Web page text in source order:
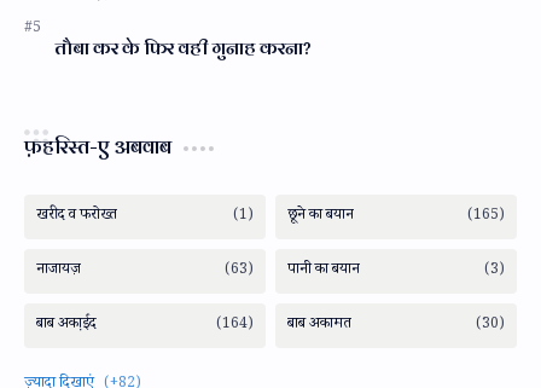
तौबा कर के फिर वही गुनाह करना?
फ़हरिस्त-ए अबवाब